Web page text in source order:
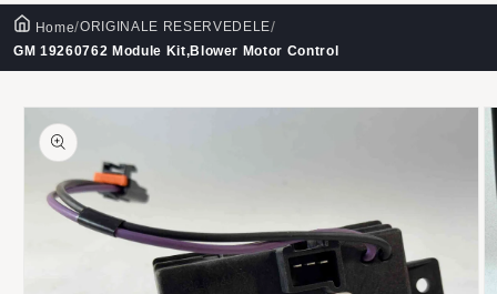
Home/ORIGINALE RESERVEDELE/
GM 19260762 Module Kit,Blower Motor Control